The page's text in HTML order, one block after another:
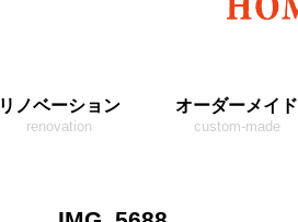
リノベーション
renovation
オーダーメイド
custom-made